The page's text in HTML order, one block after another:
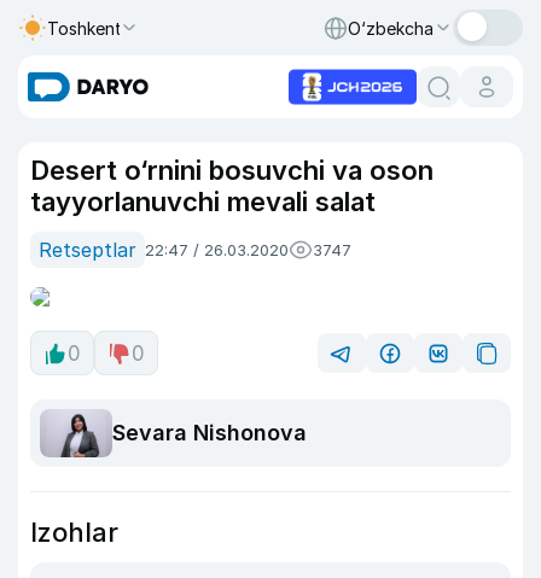
Toshkent O‘zbekcha
Desert o‘rnini bosuvchi va oson
tayyorlanuvchi mevali salat
Retseptlar 22:47 / 26.03.2020 3747
0 0
Sevara Nishonova
Izohlar